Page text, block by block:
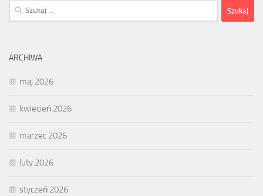
Szukaj:
ARCHIWA
maj 2026
kwiecień 2026
marzec 2026
luty 2026
styczeń 2026